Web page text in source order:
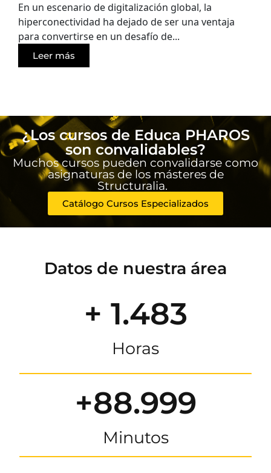
En un escenario de digitalización global, la
hiperconectividad ha dejado de ser una ventaja
para convertirse en un desafío de...
Leer más
¿Los cursos de Educa PHAROS
son convalidables?
Muchos cursos pueden convalidarse como
asignaturas de los másteres de
Structuralia.
Catálogo Cursos Especializados
Datos de nuestra área
+ 1.483
Horas
+88.999
Minutos